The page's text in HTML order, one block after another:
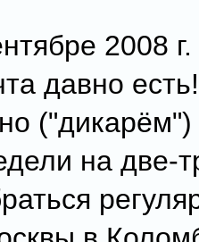
2008
давно
("дикарём")
на две-